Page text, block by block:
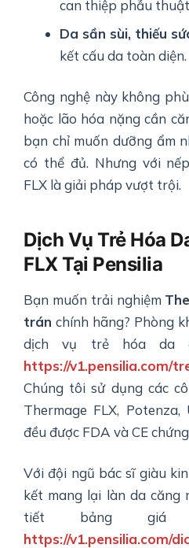
can thiệp phẫu
Da sần sùi, thiếu
kết cấu da toàn diện.
Công nghệ này không
hoặc lão hóa nặng cần
bạn chỉ muốn dưỡng ẩm
có thể đủ. Nhưng với
FLX là giải pháp vượt trội.
Dịch Vụ Trẻ Hóa
FLX Tại Pensilia
Bạn muốn trải nghiệm
trán chính hãng? Phòng
dịch vụ trẻ hóa da
https://v1.pensilia.com/
Chúng tôi sử dụng các
Thermage FLX,
đều được FDA và CE
Với đội ngũ bác sĩ giàu
kết mang lại làn da căng
tiết bảng
https://v1.pensilia.com/